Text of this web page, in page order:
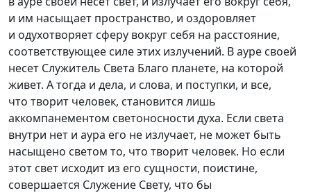
и им насыщает пространство, и оздоровляет
и одухотворяет сферу вокруг себя на расстояние,
соответствующее силе этих излучений. В ауре своей
несет Служитель Света Благо планете, на которой
живет. А тогда и дела, и слова, и поступки, и все,
что творит человек, становится лишь
аккомпанементом светоносности духа. Если света
внутри нет и аура его не излучает, не может быть
насыщено светом то, что творит человек. Но если
этот свет исходит из его сущности, поистине,
совершается Служение Свету, что бы